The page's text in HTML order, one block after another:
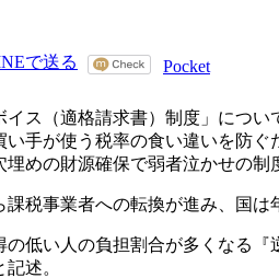
Pocket
ス（適格請求書）制度」につ
い手が使う税率の食い違いを防
めの財源確保で弱者泣かせの制
税事業者への転換が進み、国は
低い人の負担割合が多くなる
述。